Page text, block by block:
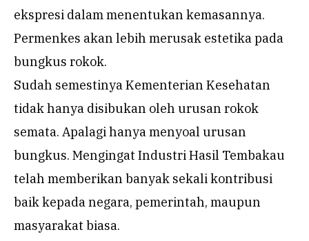
ekspresi dalam menentukan kemasannya.
Permenkes akan lebih merusak estetika pada
bungkus rokok.
Sudah semestinya Kementerian Kesehatan
tidak hanya disibukan oleh urusan rokok
semata. Apalagi hanya menyoal urusan
bungkus. Mengingat Industri Hasil Tembakau
telah memberikan banyak sekali kontribusi
baik kepada negara, pemerintah, maupun
masyarakat biasa.